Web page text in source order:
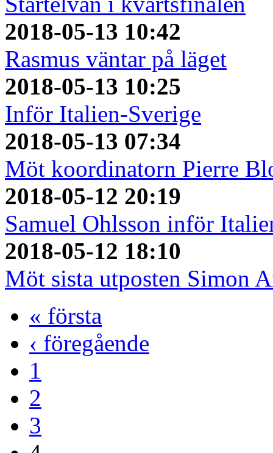
2018-05-13 10:42
Rasmus väntar på läget
2018-05-13 10:25
Inför Italien-Sverige
2018-05-13 07:34
Möt koordinatorn Pierre
2018-05-12 20:19
Samuel Ohlsson inför
2018-05-12 18:10
Möt sista utposten Simon
« första
‹ föregående
1
2
3